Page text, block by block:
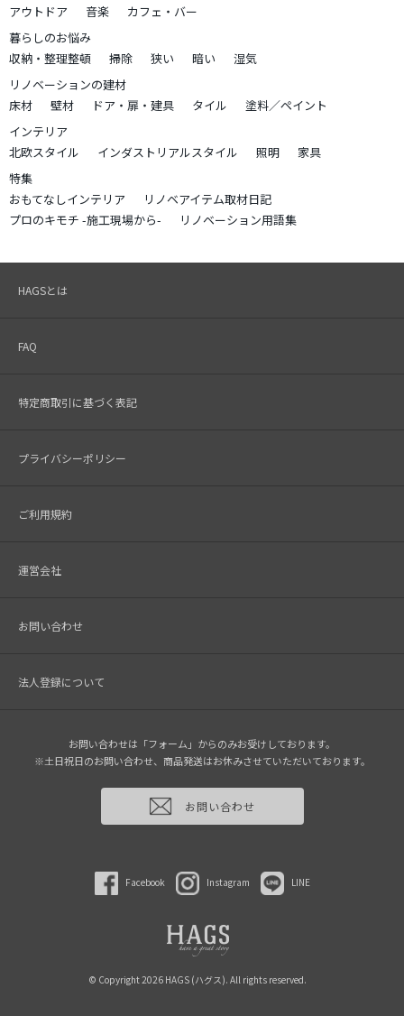
アウトドア
音楽
カフェ・バー
暮らしのお悩み
収納・整理整頓
掃除 狭い 暗い
湿気
リノベーションの建材
床材
壁材 ドア・扉・建具 タイル
塗料／ペイント
インテリア
北欧スタイル
インダストリアルスタイル 照明
家具
特集
おもてなしインテリア
リノベアイテム取材日記
プロのキモチ -施工現場から-
リノベーション用語集
HAGSとは
FAQ
特定商取引に基づく表記
プライバシーポリシー
ご利用規約
運営会社
お問い合わせ
法人登録について
お問い合わせは「フォーム」からのみお受けしております。
※土日祝日のお問い合わせ、商品発送はお休みさせていただいております。
お問い合わせ
Facebook Instagram LINE
© Copyright 2026 HAGS (ハグス). All rights reserved.